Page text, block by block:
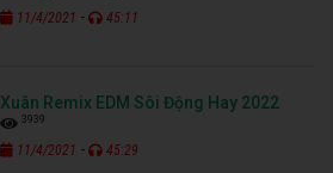
11/4/2021 - 45:11
Xuân Remix EDM Sôi Động Hay 2022
3939
11/4/2021 - 45:29